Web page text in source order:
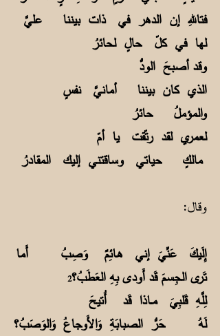
فتاللهِ إن الدهر في ذات بيننا عليَّ
لها في كلّ حالٍ لحائرُ
وقد أصبحَ الودُّ
الذي كان بيننا أمانيَّ نفسٍ
والمؤملُ حائرُ
لعمري لقد رتّقت يا أمّ
مالكٍ حياتي وساقتني إليك المقادرُ
وقال:
إِلَيكَ عَنِّيَ إني هـائِمٌ وَصِبُ أَما
تَرى الجِسمَ قَد أَودى بِهِ العَطَبُ؟2
لِلَّهِ قَلبِيَ مــاذا قَد أُتيحَ
لَهُ حَرُّ الصبابَةِ وَالأَوجاعُ وَالوَصَبُ؟